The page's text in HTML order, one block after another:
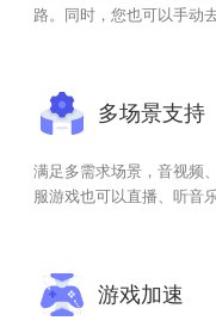
路。同时，您也可以手动
多场景支持
满足多需求场景，音视频
服游戏也可以直播、听音
游戏加速